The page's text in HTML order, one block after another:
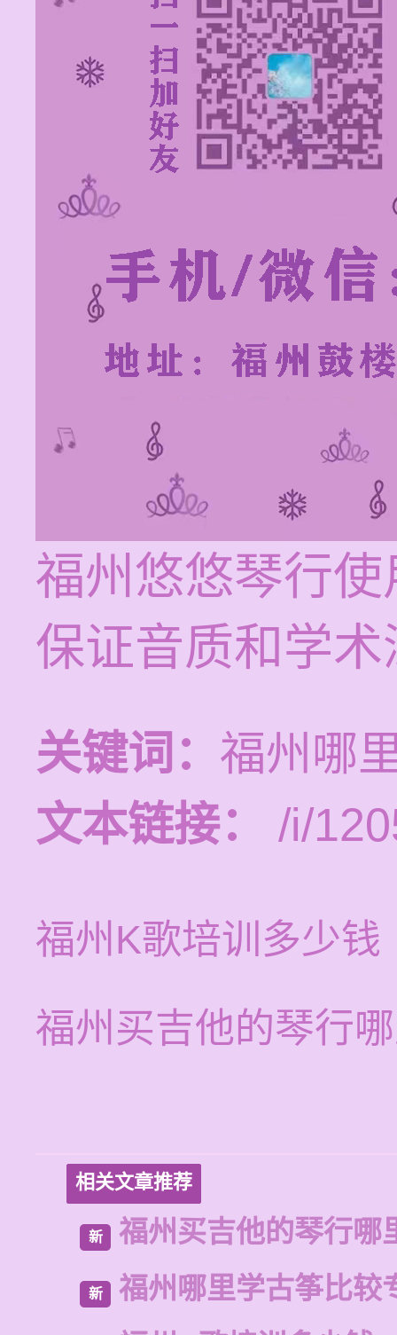
福州悠悠琴行使
保证音质和学
关键词： 福州哪
文本链接：
/i/
福州K歌培训多少钱
福州买吉他的琴行
相关文章推荐
新 福州买吉他的琴行哪
新
福州哪里学古筝比较